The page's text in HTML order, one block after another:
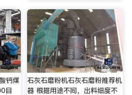
钙煤
目
石灰石磨粉机石灰石磨粉推荐机
器 根据用途不同，出料细度不